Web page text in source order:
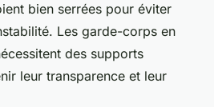
bien serrées pour éviter
Les garde-corps en
des supports
leur transparence et leur